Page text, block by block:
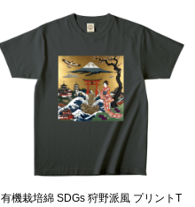
有機栽培綿 SDGs 狩野派風 プリントT